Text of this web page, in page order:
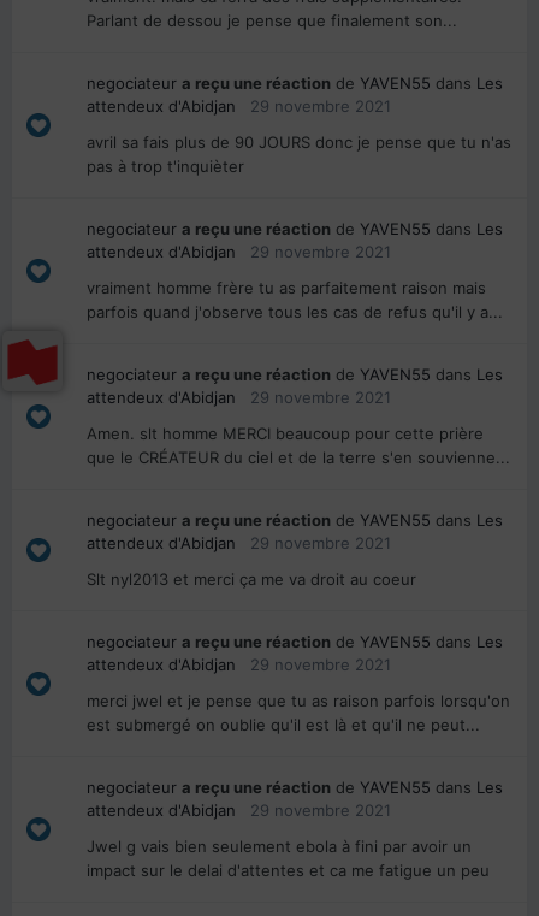
Parlant de dessou je pense que finalement son...
negociateur a reçu une réaction de YAVEN55 dans Les
attendeux d'Abidjan
29 novembre 2021
avril sa fais plus de 90 JOURS donc je pense que tu n'as
pas à trop t'inquièter
negociateur a reçu une réaction de YAVEN55 dans Les
attendeux d'Abidjan
29 novembre 2021
vraiment homme frère tu as parfaitement raison mais
parfois quand j'observe tous les cas de refus qu'il y a...
negociateur a reçu une réaction de YAVEN55 dans Les
attendeux d'Abidjan
29 novembre 2021
Amen. slt homme MERCI beaucoup pour cette prière
que le CRÉATEUR du ciel et de la terre s'en souvienne...
negociateur a reçu une réaction de YAVEN55 dans Les
attendeux d'Abidjan
29 novembre 2021
Slt nyl2013 et merci ça me va droit au coeur
negociateur a reçu une réaction de YAVEN55 dans Les
attendeux d'Abidjan
29 novembre 2021
merci jwel et je pense que tu as raison parfois lorsqu'on
est submergé on oublie qu'il est là et qu'il ne peut...
negociateur a reçu une réaction de YAVEN55 dans Les
attendeux d'Abidjan
29 novembre 2021
Jwel g vais bien seulement ebola à fini par avoir un
impact sur le delai d'attentes et ca me fatigue un peu